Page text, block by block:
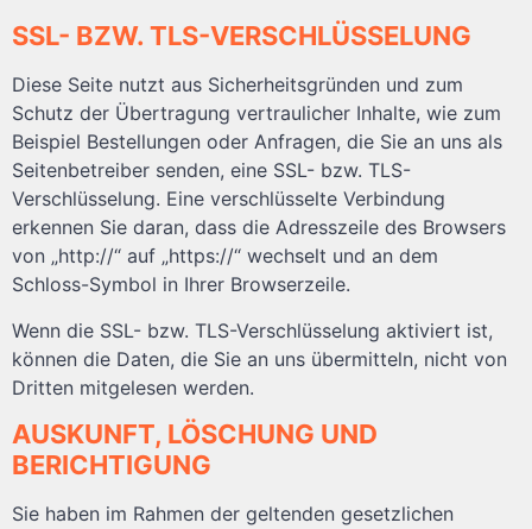
SSL- BZW. TLS-VERSCHLÜSSELUNG
Diese Seite nutzt aus Sicherheitsgründen und zum
Schutz der Übertragung vertraulicher Inhalte, wie zum
Beispiel Bestellungen oder Anfragen, die Sie an uns als
Seitenbetreiber senden, eine SSL- bzw. TLS-
Verschlüsselung. Eine verschlüsselte Verbindung
erkennen Sie daran, dass die Adresszeile des Browsers
von „http://“ auf „https://“ wechselt und an dem
Schloss-Symbol in Ihrer Browserzeile.
Wenn die SSL- bzw. TLS-Verschlüsselung aktiviert ist,
können die Daten, die Sie an uns übermitteln, nicht von
Dritten mitgelesen werden.
AUSKUNFT, LÖSCHUNG UND
BERICHTIGUNG
Sie haben im Rahmen der geltenden gesetzlichen